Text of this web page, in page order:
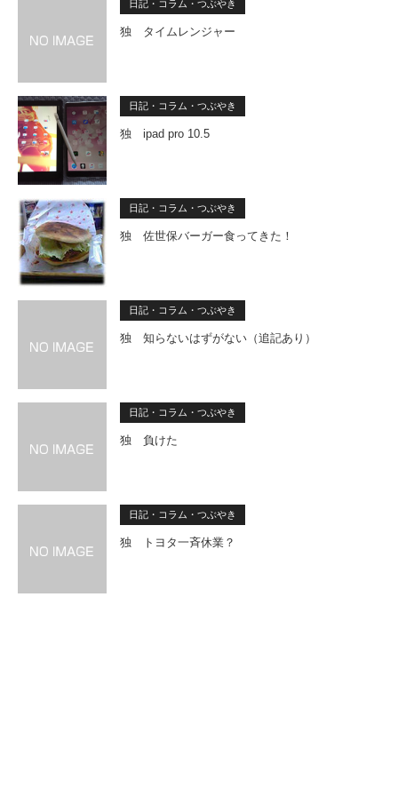
日記・コラム・つぶやき
独 タイムレンジャー
日記・コラム・つぶやき
独 ipad pro 10.5
日記・コラム・つぶやき
独 佐世保バーガー食ってきた！
日記・コラム・つぶやき
独 知らないはずがない（追記あり）
日記・コラム・つぶやき
独 負けた
日記・コラム・つぶやき
独 トヨタ一斉休業？